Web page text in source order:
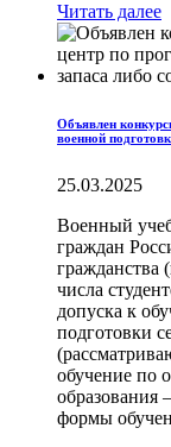
Читать далее
Объявлен
военной
25.03.2025
Военный
граждан
гражданства
числа
допуска к
подготовки
обучение по
образования
формы